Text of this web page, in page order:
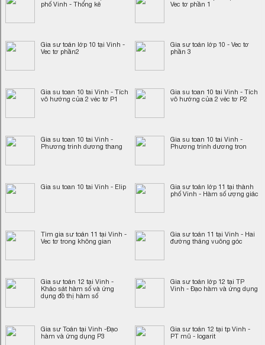
phố Vinh - Thống kê
Vec tơ phần 1
Gia sư toán lớp 10 tại Vinh -
Vec tơ phần2
Gia sư toán lớp 10 - Vec tơ
phần 3
Gia su toan 10 tai Vinh - Tích
vô hướng của 2 véc tơ P1
Gia su toan 10 tai Vinh - Tích
vô hướng của 2 véc tơ P2
Gia su toan 10 tai Vinh -
Phương trinh dương thang
Gia su toan 10 tai Vinh -
Phương trinh dương tron
Gia su toan 10 tai Vinh - Elip
Gia sư toán lớp 11 tại thành
phố Vinh - Hàm số ượng giác
Tìm gia sư toán 11 tại Vinh -
Vec tơ trong không gian
Gia sư toán 11 tại Vinh - Hai
đường thảng vuông góc
Gia sư toán 12 tại Vinh -
Khảo sát hàm số và ứng
dụng đồ thị hàm số
Gia sư toán lớp 12 tại TP
Vinh - Đạo hàm và ứng dụng
Gia sư Toán tại Vinh -Đạo
hàm và ứng dụng P3
Gia sư toán 12 tại tp Vinh -
PT mũ - logarit